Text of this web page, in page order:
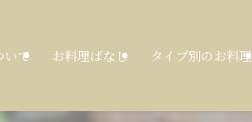
いて お料理ばなし タイプ別のお料理